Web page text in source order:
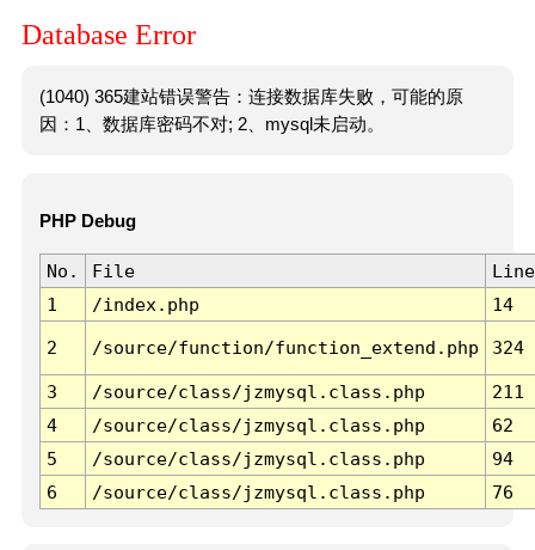
Database Error
(1040) 365建站错误警告：连接数据库失败，可能的原
因：1、数据库密码不对; 2、mysql未启动。
PHP Debug
No. File
Line
1
/index.php 14
2 /source/function/function_extend.php 324
3 /source/class/jzmysql.class.php
211
4
/source/class/jzmysql.class.php
62
5
/source/class/jzmysql.class.php
94
6
/source/class/jzmysql.class.php 76